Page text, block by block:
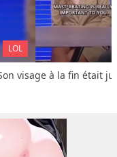
LOL
visage à la fin était